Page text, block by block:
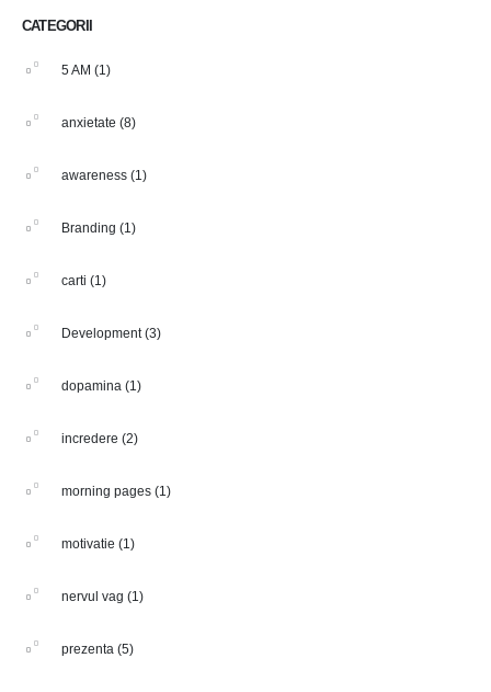
CATEGORII
5 AM (1)
anxietate (8)
awareness (1)
Branding (1)
carti (1)
Development(3)
dopamina (1)
incredere (2)
morning pages (1)
motivatie (1)
nervul vag (1)
prezenta (5)